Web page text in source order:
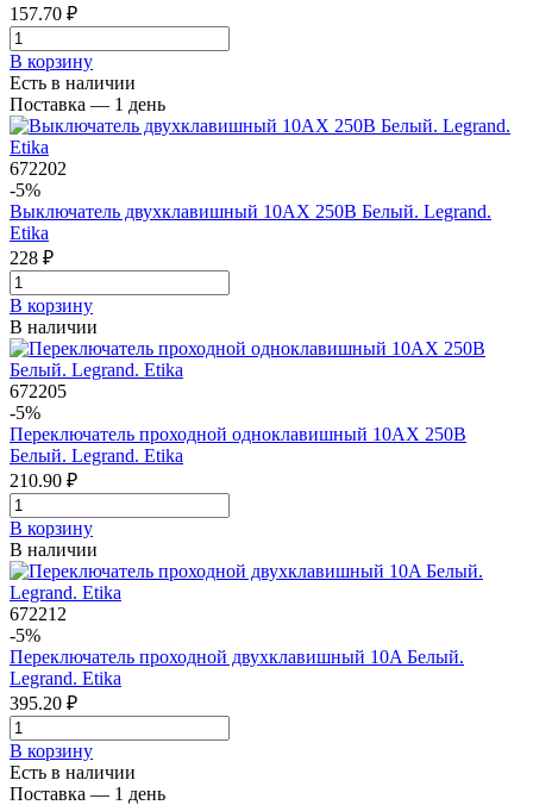
157.70 ₽
В корзинy
Есть в наличии
Поставка — 1 день
672202
-5%
Выключатель двухклавишный 10AX 250В Белый. Legrand.
Etika
228 ₽
В корзинy
В наличии
672205
-5%
Переключатель проходной одноклавишный 10AХ 250В
Белый. Legrand. Etika
210.90 ₽
В корзинy
В наличии
672212
-5%
Переключатель проходной двухклавишный 10A Белый.
Legrand. Etika
395.20 ₽
В корзинy
Есть в наличии
Поставка — 1 день